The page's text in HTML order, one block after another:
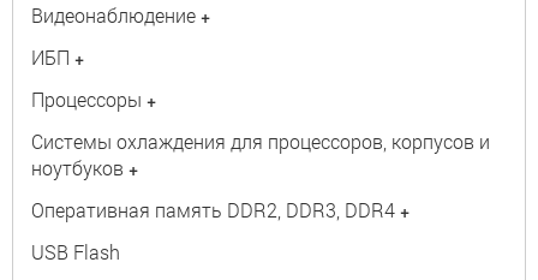
Видеонаблюдение +
ИБП +
Процессоры +
Системы охлаждения для процессоров, корпусов и
ноутбуков +
Оперативная память DDR2, DDR3, DDR4 +
USB Flash